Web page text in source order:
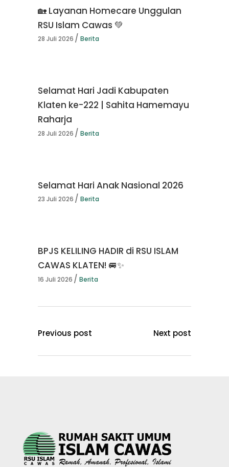
🏡 Layanan Homecare Unggulan
RSU Islam Cawas 💚
28 Juli 2026 Berita
Selamat Hari Jadi Kabupaten
Klaten ke-222 | Sahita Hamemayu
Raharja
28 Juli 2026 Berita
Selamat Hari Anak Nasional 2026
23 Juli 2026 Berita
BPJS KELILING HADIR di RSU ISLAM
CAWAS KLATEN! 🚐✨
16 Juli 2026 Berita
Previous post Next post